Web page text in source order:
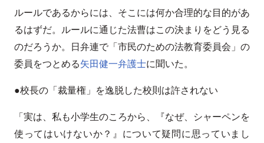
ルールであるからには、そこには何か合理的な目的があ
るはずだ。ルールに通じた法曹はこの決まりをどう見る
のだろうか。日弁連で「市民のための法教育委員会」の
委員をつとめる矢田健一弁護士に聞いた。
●校長の「裁量権」を逸脱した校則は許されない
「実は、私も小学生のころから、『なぜ、シャーペンを
使ってはいけないか？』について疑問に思っていまし